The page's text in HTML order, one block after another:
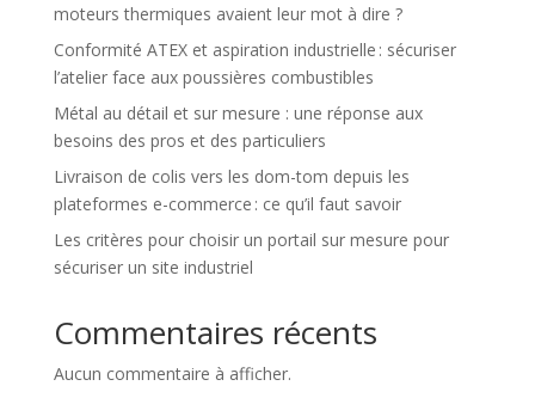
moteurs thermiques avaient leur mot à dire ?
Conformité ATEX et aspiration industrielle : sécuriser
l’atelier face aux poussières combustibles
Métal au détail et sur mesure : une réponse aux
besoins des pros et des particuliers
Livraison de colis vers les dom-tom depuis les
plateformes e-commerce : ce qu’il faut savoir
Les critères pour choisir un portail sur mesure pour
sécuriser un site industriel
Commentaires récents
Aucun commentaire à afficher.